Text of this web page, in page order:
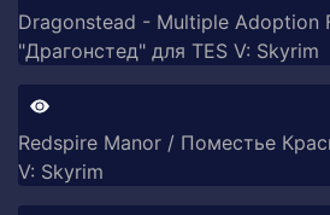
Dragonstead - Multiple Adoption
"Драгонстед" для TES V: Skyrim
Redspire Manor / Поместье
V: Skyrim